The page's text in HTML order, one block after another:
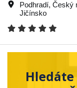
Podhradí, Český
Jičínsko